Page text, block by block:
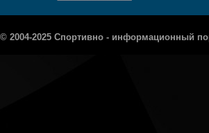
© 2004-2025 Спортивно - информационный